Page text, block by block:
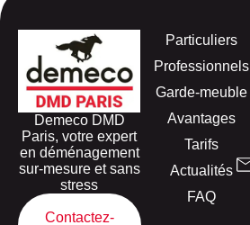
Demeco DMD
Paris, votre expert
en déménagement
sur-mesure et sans
stress
Contactez-
Particuliers
Professionnels
Garde-meuble
Avantages
Tarifs
Actualités
FAQ